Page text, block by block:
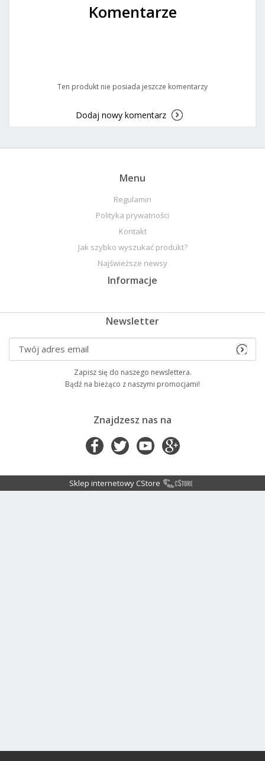
Komentarze
Ten produkt nie posiada jeszcze komentarzy
Dodaj nowy komentarz
Menu
Regulamin
Polityka prywatności
Kontakt
Jak szybko wyszukać produkt?
Najświeższe newsy
Informacje
Newsletter
Zapisz się do naszego newslettera.
Bądź na bieżąco z naszymi promocjami!
Znajdzesz nas na
Sklep internetowy CStore